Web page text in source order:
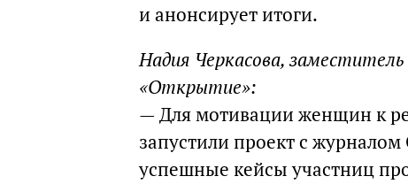
и анонсирует итоги.
Надия Черкасова,
«Открытие»:
— Для мотивации женщин к
запустили проект с
успешные кейсы участниц